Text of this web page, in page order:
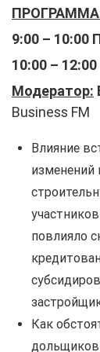
9:00 – 10:00
10:00 –
Модератор:
Business FM
Влияние
изменений
повлияло
Как
дольщиков